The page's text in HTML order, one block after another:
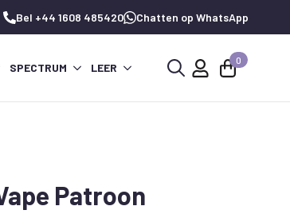
Bel +44 1608 485420 Chatten op WhatsApp
SPECTRUM LEER
0
Patroon